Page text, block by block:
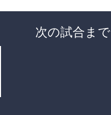
次の試合まで